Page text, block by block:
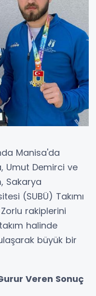
Manisa'da
Umut Demirci ve
Sakarya
(SUBÜ) Takımı
rakiplerini
halinde
büyük bir
Veren Sonuç